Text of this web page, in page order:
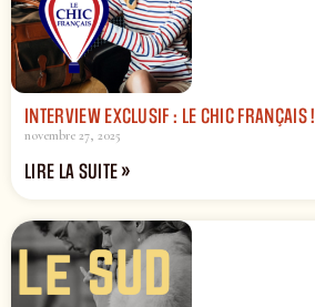
INTERVIEW EXCLUSIF : LE CHIC FRANÇAIS !
novembre 27, 2025
LIRE LA SUITE »